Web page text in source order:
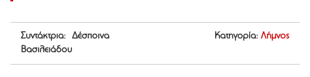
Συντάκτρια: Δέσποινα
Βασιλειάδου
Κατηγορία: Λήμνος